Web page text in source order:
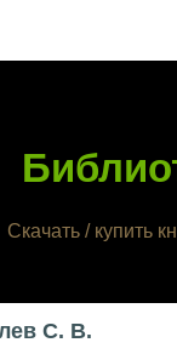
Скачать / купить
С. В.